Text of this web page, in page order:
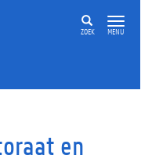
ZOEK MENU
en